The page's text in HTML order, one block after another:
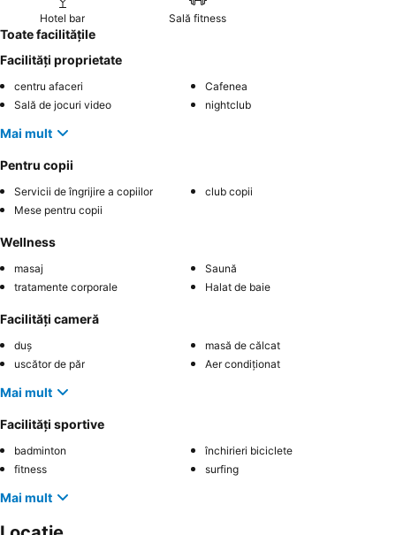
Hotel bar Sală fitness
Toate facilitățile
Facilități proprietate
centru afaceri
Cafenea
Sală de jocuri video
nightclub
Mai mult
Pentru copii
Servicii de îngrijire a copiilor
club copii
Mese pentru copii
Wellness
masaj
Saună
tratamente corporale
Halat de baie
Facilități cameră
duș
masă de călcat
uscător de păr
Aer condiționat
Mai mult
Facilități sportive
badminton
închirieri biciclete
fitness
surfing
Mai mult